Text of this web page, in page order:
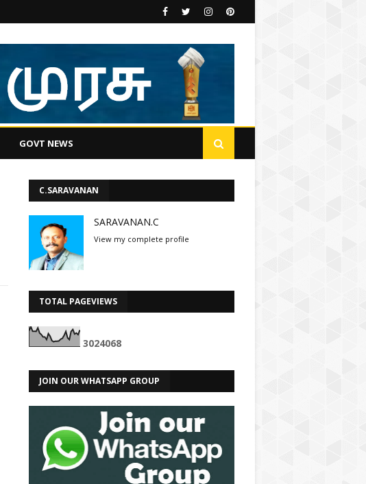
GOVT NEWS
C.SARAVANAN
SARAVANAN.C
View my complete profile
TOTAL PAGEVIEWS
3024068
JOIN OUR WHATSAPP GROUP